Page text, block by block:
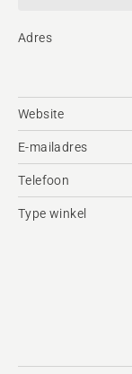
Adres
Website
E-mailadres
Telefoon
Type winkel